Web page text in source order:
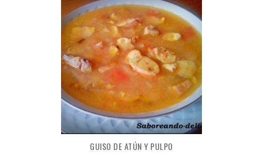
GUISO DE ATÚN Y PULPO